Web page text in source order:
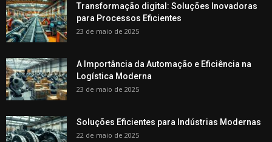
Transformação digital: Soluções Inovadoras
para Processos Eficientes
23 de maio de 2025
A Importância da Automação e Eficiência na
Logística Moderna
23 de maio de 2025
Soluções Eficientes para Indústrias Modernas
22 de maio de 2025